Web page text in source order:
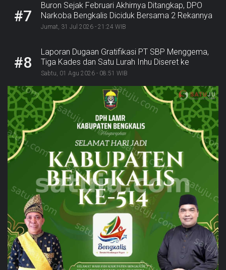
#7
Buron Sejak Februari Akhirnya Ditangkap, DPO
Narkoba Bengkalis Diciduk Bersama 2 Rekannya
Jumat, 31 Jul 2026 - 21:24 WIB
#8
Laporan Dugaan Gratifikasi PT SBP Menggema,
Tiga Kades dan Satu Lurah Inhu Diseret ke
Kejaksaan
Sabtu, 01 Agu 2026 - 08:51 WIB